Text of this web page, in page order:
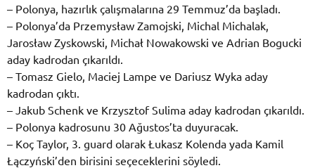
– Polonya, hazırlık çalışmalarına 29 Temmuz’da başladı.
– Polonya’da Przemysław Zamojski, Michal Michalak,
Jarosław Zyskowski, Michał Nowakowski ve Adrian Bogucki
aday kadrodan çıkarıldı.
– Tomasz Gielo, Maciej Lampe ve Dariusz Wyka aday
kadrodan çıktı.
– Jakub Schenk ve Krzysztof Sulima aday kadrodan çıkarıldı.
– Polonya kadrosunu 30 Ağustos’ta duyuracak.
– Koç Taylor, 3. guard olarak Łukasz Kolenda yada Kamil
Łączyński’den birisini seçeceklerini söyledi.